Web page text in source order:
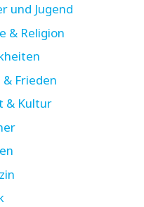
und Jugend
& Religion
& Frieden
& Kultur